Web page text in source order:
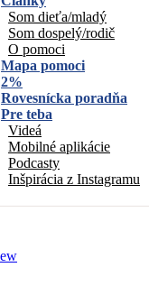
Som dieťa/mladý
Som dospelý/rodič
O pomoci
Mapa pomoci
2%
Rovesnícka poradňa
Pre teba
Videá
Mobilné aplikácie
Podcasty
Inšpirácia z Instagramu